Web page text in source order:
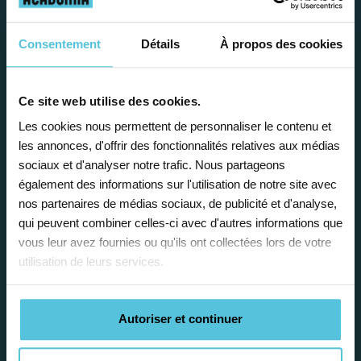
Consentement Détails À propos des cookies
Ce site web utilise des cookies.
Les cookies nous permettent de personnaliser le contenu et
les annonces, d'offrir des fonctionnalités relatives aux médias
sociaux et d'analyser notre trafic. Nous partageons
également des informations sur l'utilisation de notre site avec
nos partenaires de médias sociaux, de publicité et d'analyse,
qui peuvent combiner celles-ci avec d'autres informations que
vous leur avez fournies ou qu'ils ont collectées lors de votre
utilisation de leurs services.
Autoriser et continuer
vos horaires
Afin de garantir le meilleur
accompagnement, nous organisons votre
emploi du temps en fonction de votre profil,
vos disponibilités et votre flexibilité.